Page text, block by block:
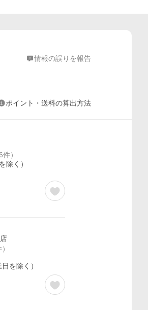
情報の誤りを報告
ポイント・送料の算出方法
件）
除く）
）
を除く）